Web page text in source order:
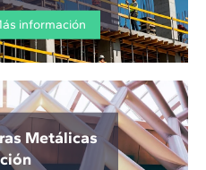
información
Metálicas